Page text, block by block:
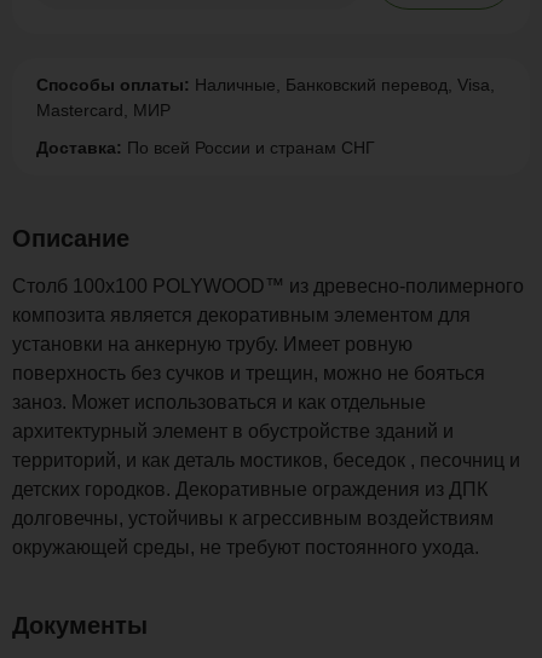
Способы оплаты: Наличные, Банковский перевод, Visa,
Mastercard, МИР
Доставка: По всей России и странам СНГ
Описание
Столб 100x100 POLYWOOD™ из древесно-полимерного
композита является декоративным элементом для
установки на анкерную трубу. Имеет ровную
поверхность без сучков и трещин, можно не бояться
заноз. Может использоваться и как отдельные
архитектурный элемент в обустройстве зданий и
территорий, и как деталь мостиков, беседок , песочниц и
детских городков. Декоративные ограждения из ДПК
долговечны, устойчивы к агрессивным воздействиям
окружающей среды, не требуют постоянного ухода.
Документы